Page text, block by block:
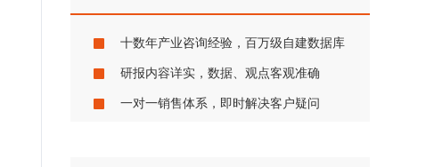
十数年产业咨询经验，百万级自建数据库
研报内容详实，数据、观点客观准确
一对一销售体系，即时解决客户疑问